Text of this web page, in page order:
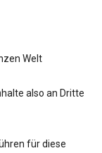
Welt
also an Dritte
für diese